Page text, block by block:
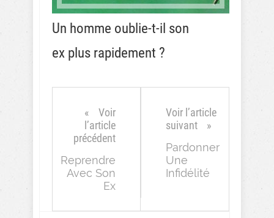
Un homme oublie-t-il son
ex plus rapidement ?
Voir
l’article
précédent
Reprendre
Avec Son
Ex
Voir l’article
suivant
Pardonner
Une
Infidélité